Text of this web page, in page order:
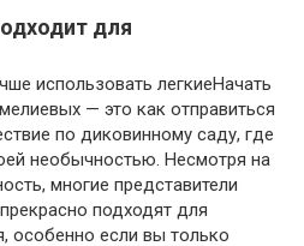
для
использовать легкиеНачать
— это как отправиться
по диковинному саду, где
необычностью. Несмотря на
многие представители
подходят для
особенно если вы только